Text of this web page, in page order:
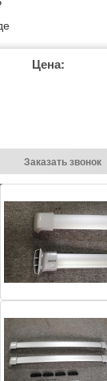
Цена:
Заказать звонок